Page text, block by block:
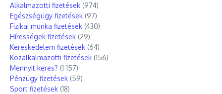
Alkalmazotti fizetések (974)
Egészségügy fizetések (97)
Fizikai munka fizetések (430)
Hírességek fizetések (29)
Kereskedelem fizetések (64)
Közalkalmazotti fizetések (156)
Mennyit keres? (1 157)
Pénzügy fizetések (59)
Sport fizetések (18)